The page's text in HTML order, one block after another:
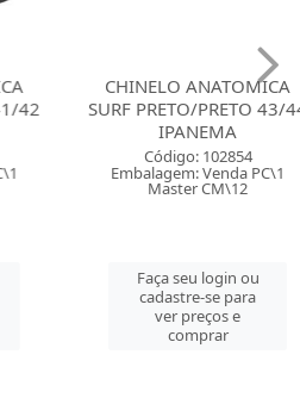
CHINELO ANATOMICA
SURF PRETO/PRETO 43/44
IPANEMA
Código: 102854
Embalagem: Venda PC\1
Master CM\12
Faça seu login ou
cadastre-se para
ver preços e
comprar